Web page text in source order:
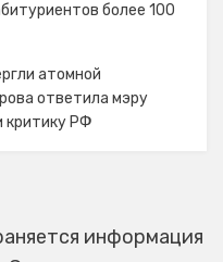
более 100
атомной
ответила мэру
критику РФ
информация